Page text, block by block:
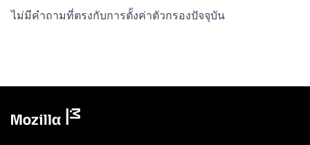
ไม่มีคำถามที่ตรงกับการตั้งค่าตัวกรองปัจจุบัน